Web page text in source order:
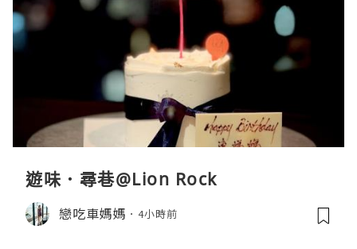
遊味．尋巷@Lion Rock
戀吃車媽媽 4小時前